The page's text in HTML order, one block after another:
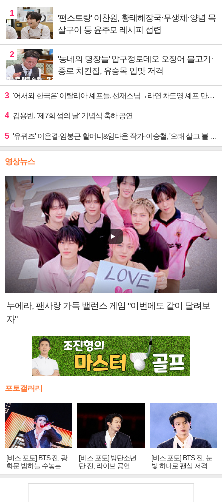
1
'편스토랑' 이찬원, 황태해장국·무생채·양념 목
살구이 등 윤주모 레시피 섭렵
2
'동네의 명장들' 압구정로데오 오징어 불고기·
종로 치킨집, 유승목 입맛 저격
3 '어서와 한국은' 이탈리아 셰프들, 선재스님→라연 차도영 셰프 만난다
4 김용빈, '제7회 섬의 날' 기념식 축하 공연
5 '유퀴즈' 이은결·임봉근 할머니&임다운 작가·이승철, '오래 살고 볼 일' 특집 출격
영상뉴스
누에라, 팬사랑 가득 밸런스 게임 "이번에도 같이 달려보
자"
포토갤러리
[비즈 포토] BTS 진, 광
화문 밤하늘 수놓는 '비
주얼 킹'의 열창
[비즈 포토] 방탄소년
단 진, 라이브 공연 중
빛나는 독보적 아우라
[비즈 포토] BTS 진, 눈
빛 하나로 팬심 저격…
독보적 카리스마